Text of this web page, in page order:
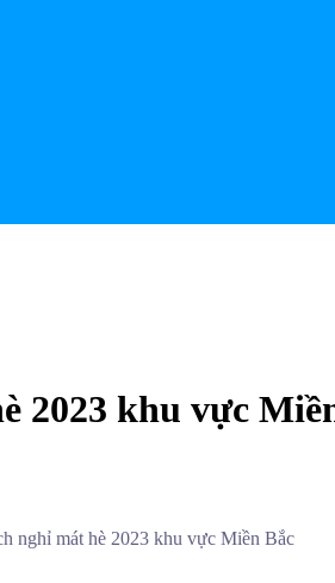
2023 khu vực
nghỉ mát hè 2023 khu vực Miền Bắc